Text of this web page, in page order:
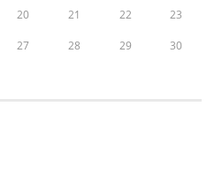
20 21 22 23
27 28 29 30